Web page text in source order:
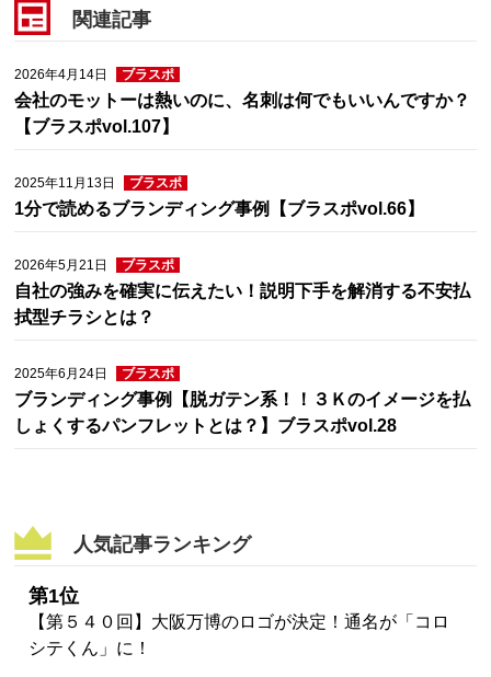
関連記事
2026年4月14日 ブラスポ
会社のモットーは熱いのに、名刺は何でもいいんですか？
【ブラスポvol.107】
2025年11月13日 ブラスポ
1分で読めるブランディング事例【ブラスポvol.66】
2026年5月21日 ブラスポ
自社の強みを確実に伝えたい！説明下手を解消する不安払
拭型チラシとは？
2025年6月24日 ブラスポ
ブランディング事例【脱ガテン系！！３Ｋのイメージを払
しょくするパンフレットとは？】ブラスポvol.28
人気記事ランキング
第1位
【第５４０回】大阪万博のロゴが決定！通名が「コロ
シテくん」に！